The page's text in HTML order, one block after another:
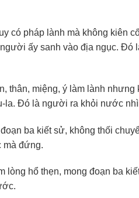
có pháp lành mà không kiên
ấy sanh vào địa ngục. Đó
thân, miệng, ý làm lành nhưng
la. Đó là người ra khỏi nước
ba kiết sử, không thối
mà đứng.
hổ thẹn, mong đoạn ba